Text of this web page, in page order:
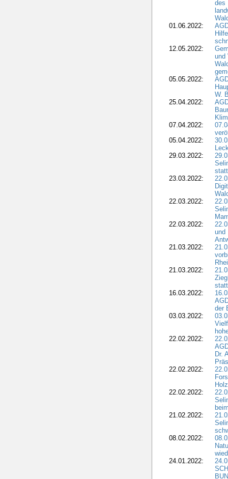
des
01.06.2022:
12.05.2022:
und
05.05.2022:
W.
25.04.2022:
07.04.2022:
05.04.2022:
29.03.2022:
23.03.2022:
22.03.2022:
22.03.2022:
und
21.03.2022:
21.03.2022:
16.03.2022:
der
03.03.2022:
22.02.2022:
Dr.
22.02.2022:
22.02.2022:
21.02.2022:
08.02.2022:
24.01.2022: